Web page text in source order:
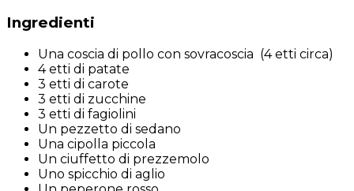
Ingredienti
Una coscia di pollo con sovracoscia (4 etti circa)
4 etti di patate
3 etti di carote
3 etti di zucchine
3 etti di fagiolini
Un pezzetto di sedano
Una cipolla piccola
Un ciuffetto di prezzemolo
Uno spicchio di aglio